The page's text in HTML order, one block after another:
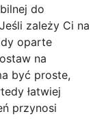
do
zależy Ci na
oparte
na
być proste,
łatwiej
przynosi